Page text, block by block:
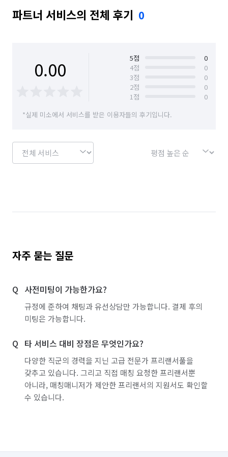
파트너 서비스의 전체 후기 0
0.00 5점
0
4점
0
3점
0
2점
0
1점
0
*실제 미소에서 서비스를 받은 이용자들의 후기입니다.
자주 묻는 질문
사전미팅이 가능한가요?
규정에 준하여 채팅과 유선상담만 가능합니다. 결제 후의
미팅은 가능합니다.
타 서비스 대비 장점은 무엇인가요?
다양한 직군의 경력을 지닌 고급 전문가 프리랜서풀을
갖추고 있습니다. 그리고 직접 매칭 요청한 프리랜서뿐
아니라, 매칭매니저가 제안한 프리랜서의 지원서도 확인할
수 있습니다.